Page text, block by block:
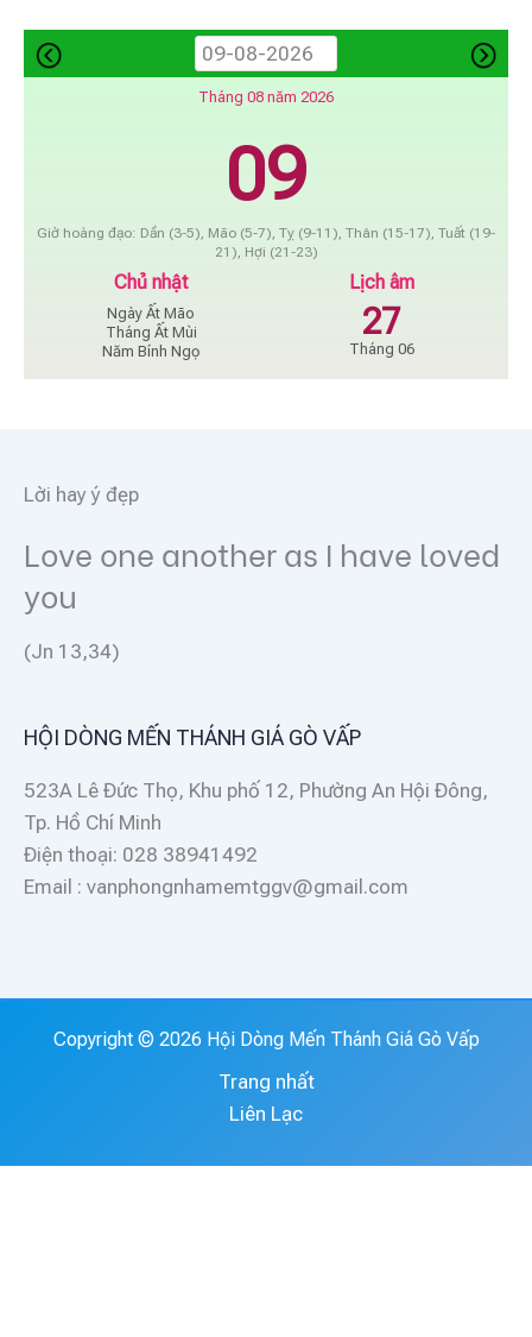
Tháng 08 năm 2026
09
Giờ hoàng đạo: Dần (3-5), Mão (5-7), Tỵ (9-11), Thân (15-17), Tuất (19-
21), Hợi (21-23)
Chủ nhật
Ngày Ất Mão
Tháng Ất Mùi
Năm Bính Ngọ
Lịch âm
27
Tháng 06
Lời hay ý đẹp
Love one another as I have loved
you
(Jn 13,34)
HỘI DÒNG MẾN THÁNH GIÁ GÒ VẤP
523A Lê Đức Thọ, Khu phố 12, Phường An Hội Đông,
Tp. Hồ Chí Minh
Điện thoại: 028 38941492
Email : vanphongnhamemtggv@gmail.com
Copyright © 2026 Hội Dòng Mến Thánh Giá Gò Vấp
Trang nhất
Liên Lạc